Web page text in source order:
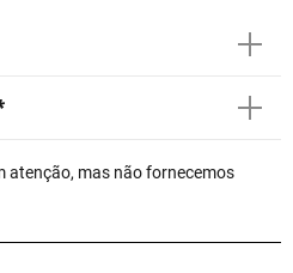
atenção, mas não fornecemos